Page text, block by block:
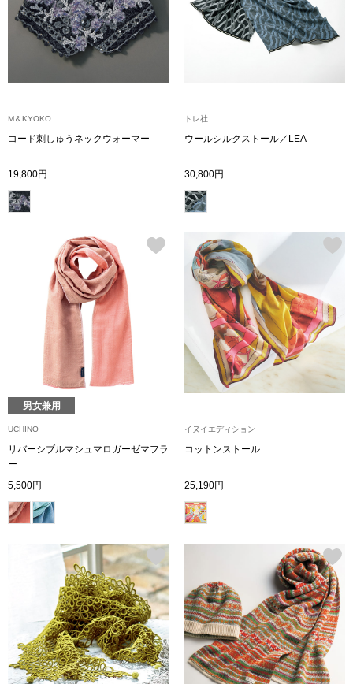
クラッチバッグ
その他
シューズ
スリップオン
レースアップ
サンダル
その他
財布／小物
M＆KYOKO
コード刺しゅうネックウォーマー
19,800円
トレ社
ウールシルクストール／LEA
30,800円
男女兼用
UCHINO
リバーシブルマシュマロガーゼマフラ
ー
5,500円
イヌイエディション
コットンストール
25,190円